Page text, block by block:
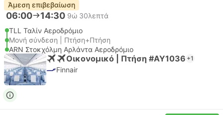
Άμεση επιβεβαίωση
06:00 14:30 9ώ 30λεπτά
TLL Ταλίν Αεροδρόμιο
Μονή σύνδεση | Πτήση+Πτήση
ARN Στοκχόλμη Αρλάντα Αεροδρόμιο
Οικονομικό | Πτήση #AY1036 +1
Finnair